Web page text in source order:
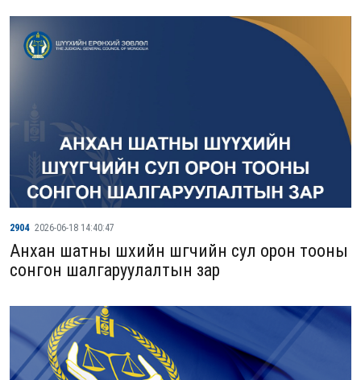
2904 2026-06-18 14:40:47
Анхан шатны шүүхийн шүүгчийн сул орон тооны
сонгон шалгаруулалтын зар